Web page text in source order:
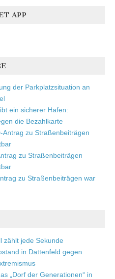
APP
der Parkplatzsituation an
ein sicherer Hafen:
die Bezahlkarte
Antrag zu Straßenbeiträgen
zu Straßenbeiträgen
zu Straßenbeiträgen war
zählt jede Sekunde
in Dattenfeld gegen
„Dorf der Generationen“ in